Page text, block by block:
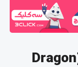
بازار دراگون مارت دبی (Dragon